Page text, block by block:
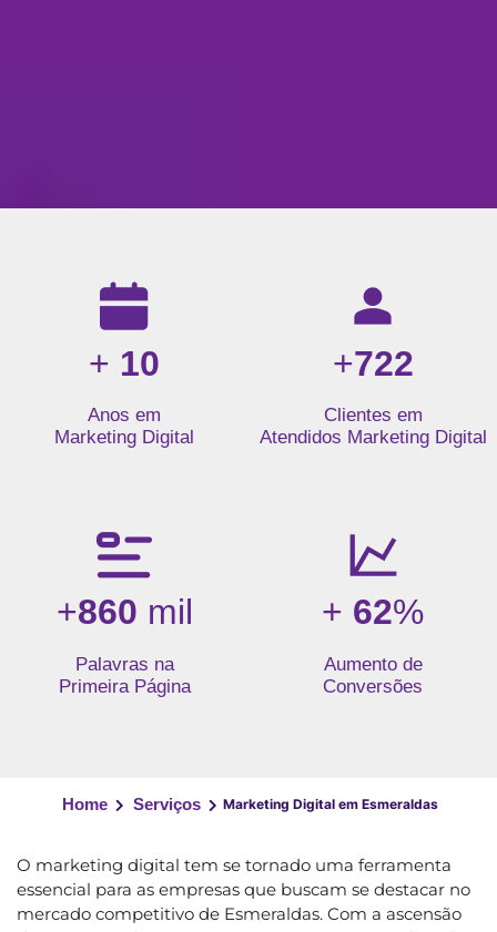
Resultados da nossa agência de marketing digital: mais
+ 10
Anos em
Marketing Digital
+722
Clientes em
Atendidos Marketing Digital
+860 mil
Palavras na
Primeira Página
+ 62%
Aumento de
Conversões
Home Serviços Marketing Digital em Esmeraldas
O marketing digital tem se tornado uma ferramenta
essencial para as empresas que buscam se destacar no
mercado competitivo de Esmeraldas. Com a ascensão